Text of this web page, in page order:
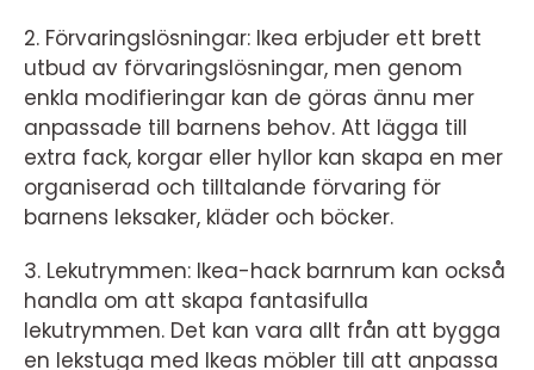
2. Förvaringslösningar: Ikea erbjuder ett brett
utbud av förvaringslösningar, men genom
enkla modifieringar kan de göras ännu mer
anpassade till barnens behov. Att lägga till
extra fack, korgar eller hyllor kan skapa en mer
organiserad och tilltalande förvaring för
barnens leksaker, kläder och böcker.
3. Lekutrymmen: Ikea-hack barnrum kan också
handla om att skapa fantasifulla
lekutrymmen. Det kan vara allt från att bygga
en lekstuga med Ikeas möbler till att anpassa